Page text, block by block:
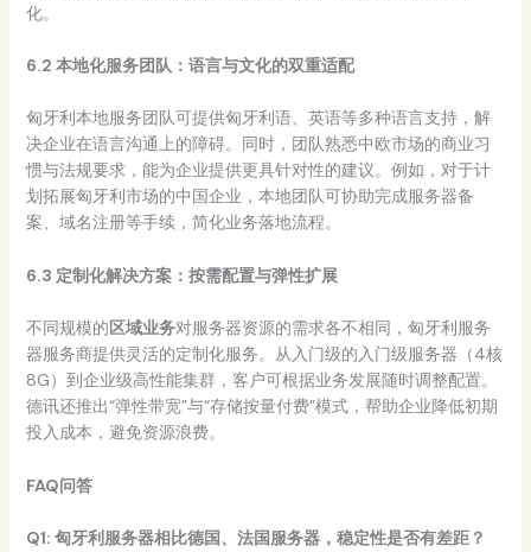
化。
6.2 本地化服务团队：语言与文化的双重适配
匈牙利本地服务团队可提供匈牙利语、英语等多种语言支持，解
决企业在语言沟通上的障碍。同时，团队熟悉中欧市场的商业习
惯与法规要求，能为企业提供更具针对性的建议。例如，对于计
划拓展匈牙利市场的中国企业，本地团队可协助完成服务器备
案、域名注册等手续，简化业务落地流程。
6.3 定制化解决方案：按需配置与弹性扩展
不同规模的区域业务对服务器资源的需求各不相同，匈牙利服务
器服务商提供灵活的定制化服务。从入门级的入门级服务器（4核
8G）到企业级高性能集群，客户可根据业务发展随时调整配置。
德讯还推出“弹性带宽”与“存储按量付费”模式，帮助企业降低初期
投入成本，避免资源浪费。
FAQ问答
Q1: 匈牙利服务器相比德国、法国服务器，稳定性是否有差距？